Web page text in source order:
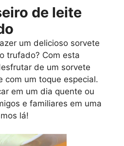
de leite
um delicioso sorvete
trufado? Com esta
de um sorvete
com um toque especial.
em um dia quente ou
e familiares em uma
lá!